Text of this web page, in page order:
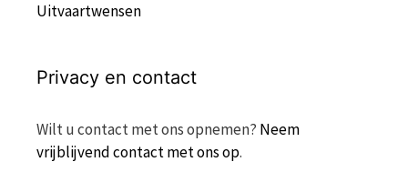
Uitvaartwensen
Privacy en contact
Wilt u contact met ons opnemen? Neem
vrijblijvend contact met ons op.